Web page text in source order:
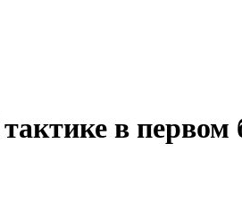
в первом